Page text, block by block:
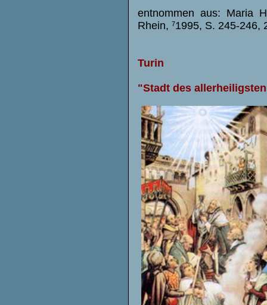
entnommen aus: Maria
Rhein, 71995, S. 245-246,
Turin
"Stadt des